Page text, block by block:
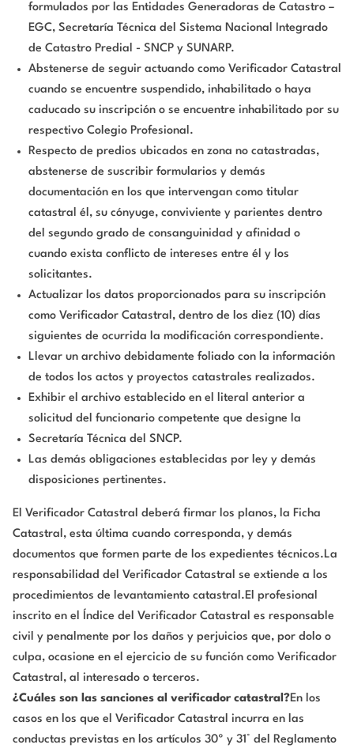
formulados por las Entidades Generadoras de Catastro –
EGC, Secretaría Técnica del Sistema Nacional Integrado
de Catastro Predial - SNCP y SUNARP.
Abstenerse de seguir actuando como Verificador Catastral
cuando se encuentre suspendido, inhabilitado o haya
caducado su inscripción o se encuentre inhabilitado por su
respectivo Colegio Profesional.
Respecto de predios ubicados en zona no catastradas,
abstenerse de suscribir formularios y demás
documentación en los que intervengan como titular
catastral él, su cónyuge, conviviente y parientes dentro
del segundo grado de consanguinidad y afinidad o
cuando exista conflicto de intereses entre él y los
solicitantes.
Actualizar los datos proporcionados para su inscripción
como Verificador Catastral, dentro de los diez (10) días
siguientes de ocurrida la modificación correspondiente.
Llevar un archivo debidamente foliado con la información
de todos los actos y proyectos catastrales realizados.
Exhibir el archivo establecido en el literal anterior a
solicitud del funcionario competente que designe la
Secretaría Técnica del SNCP.
Las demás obligaciones establecidas por ley y demás
disposiciones pertinentes.
El Verificador Catastral deberá firmar los planos, la Ficha
Catastral, esta última cuando corresponda, y demás
documentos que formen parte de los expedientes técnicos.La
responsabilidad del Verificador Catastral se extiende a los
procedimientos de levantamiento catastral.El profesional
inscrito en el Índice del Verificador Catastral es responsable
civil y penalmente por los daños y perjuicios que, por dolo o
culpa, ocasione en el ejercicio de su función como Verificador
Catastral, al interesado o terceros.
¿Cuáles son las sanciones al verificador catastral?En los
casos en los que el Verificador Catastral incurra en las
conductas previstas en los artículos 30º y 31° del Reglamento